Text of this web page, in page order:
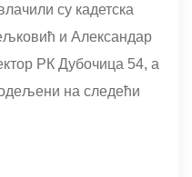
су кадетска
и Александар
РК Дубочица 54, а
на следећи